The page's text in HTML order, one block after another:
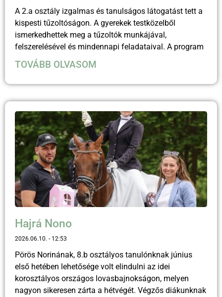
A 2.a osztály izgalmas és tanulságos látogatást tett a
kispesti tűzoltóságon. A gyerekek testközelből
ismerkedhettek meg a tűzoltók munkájával,
felszerelésével és mindennapi feladataival. A program
TOVÁBB OLVASOM
Hajrá Nono
2026.06.10. 12:53
Pörös Norinának, 8.b osztályos tanulónknak június
első hetében lehetősége volt elindulni az idei
korosztályos országos lovasbajnokságon, melyen
nagyon sikeresen zárta a hétvégét. Végzős diákunknak